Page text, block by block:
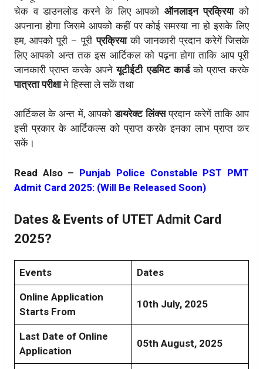
चेक व डाउनलोड करने के लिए आपको ऑनलाइन प्रक्रियाको
अपनाना होगा जिसमे आपकोे कहीं पर कोई समस्या ना हो इसके लिए
हम, आपको पूरी – पूरी प्रक्रियाकी जानकारी प्रदान करेगें जिसके
लिए आपको अन्त तक इस आर्टिकल को पढ़ना होगा ताकि आप पूरी
जानकारी प्राप्त करके अपने यूटीईटी एडमिट कार्डको प्राप्त करके
पात्रता परीक्षामे हिस्सा ले सकें तथा
आर्टिकल के अन्त में, आपकोडायरेक्ट लिंक्सप्रदान करेगें ताकि आप
इसी प्रकार के आर्टिकल्स को प्राप्त करके इनका लाभ प्राप्त कर
सकें।
Read Also – Punjab Police Constable PST PMT
Admit Card 2025: (Will Be Released Soon)
Dates & Events of UTET Admit Card
2025?
Events Dates
Online Application
Starts From
10th July, 2025
Last Date of Online
Application
05th August, 2025